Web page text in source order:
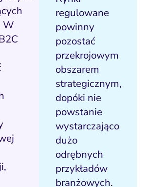
W
regulowane
powinny
pozostać
przekrojowym
obszarem
strategicznym,
dopóki nie
powstanie
wystarczająco
dużo
odrębnych
przykładów
branżowych.